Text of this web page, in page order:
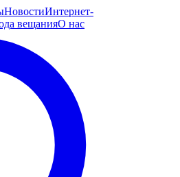
НовостиИнтернет-
вещанияО нас